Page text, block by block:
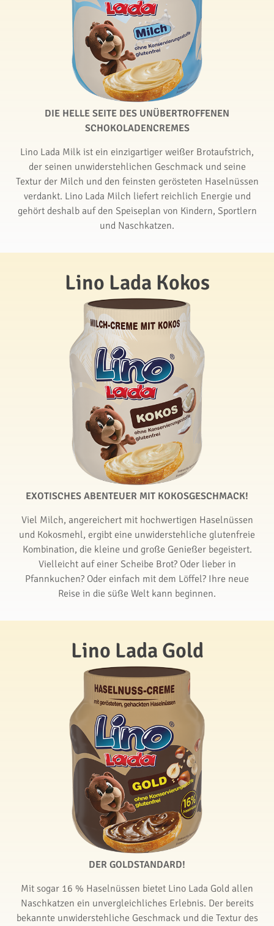
DIE HELLE SEITE DES UNÜBERTROFFENEN
SCHOKOLADENCREMES
Lino Lada Milk ist ein einzigartiger weißer Brotaufstrich,
der seinen unwiderstehlichen Geschmack und seine
Textur der Milch und den feinsten gerösteten Haselnüssen
verdankt. Lino Lada Milch liefert reichlich Energie und
gehört deshalb auf den Speiseplan von Kindern, Sportlern
und Naschkatzen.
Lino Lada Kokos
EXOTISCHES ABENTEUER MIT KOKOSGESCHMACK!
Viel Milch, angereichert mit hochwertigen Haselnüssen
und Kokosmehl, ergibt eine unwiderstehliche glutenfreie
Kombination, die kleine und große Genießer begeistert.
Vielleicht auf einer Scheibe Brot? Oder lieber in
Pfannkuchen? Oder einfach mit dem Löffel? Ihre neue
Reise in die süße Welt kann beginnen.
Lino Lada Gold
DER GOLDSTANDARD!
Mit sogar 16 % Haselnüssen bietet Lino Lada Gold allen
Naschkatzen ein unvergleichliches Erlebnis. Der bereits
bekannte unwiderstehliche Geschmack und die Textur des